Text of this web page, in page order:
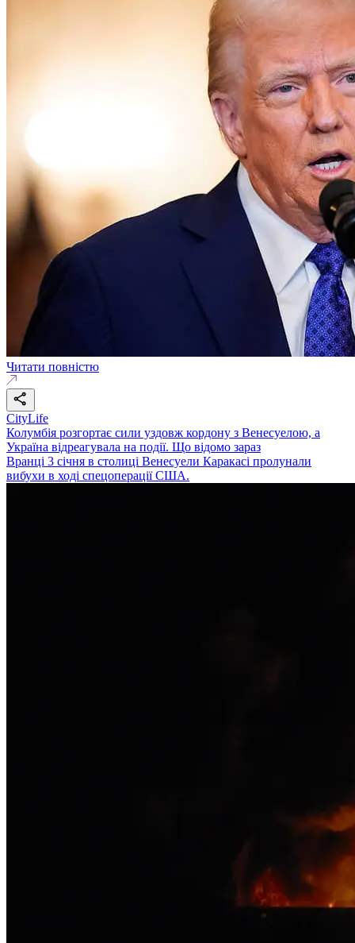
Читати повністю
CityLife
Колумбія розгортає сили уздовж кордону з Венесуелою, а
Україна відреагувала на події. Що відомо зараз
Вранці 3 січня в столиці Венесуели Каракасі пролунали
вибухи в ході спецоперації США.